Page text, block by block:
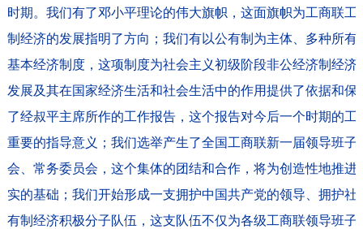
时期。我们有了邓小平理论的伟大旗帜，这面旗帜为工商联工
制经济的发展指明了方向；我们有以公有制为主体、多种所有
基本经济制度，这项制度为社会主义初级阶段非公经济制经济
发展及其在国家经济生活和社会生活中的作用提供了依据和保
了经叔平主席所作的工作报告，这个报告对今后一个时期的工
重要的指导意义；我们选举产生了全国工商联新一届领导班子
会、常务委员会，这个集体的团结和合作，将为创造性地推进
实的基础；我们开始形成一支拥护中国共产党的领导、拥护社
有制经济积极分子队伍，这支队伍不仅为各级工商联领导班子